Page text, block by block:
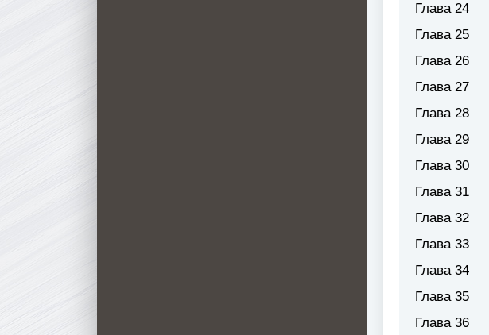
Глава 24
Глава 25
Глава 26
Глава 27
Глава 28
Глава 29
Глава 30
Глава 31
Глава 32
Глава 33
Глава 34
Глава 35
Глава 36